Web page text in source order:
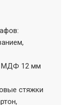
МДФ 12 мм
стяжки